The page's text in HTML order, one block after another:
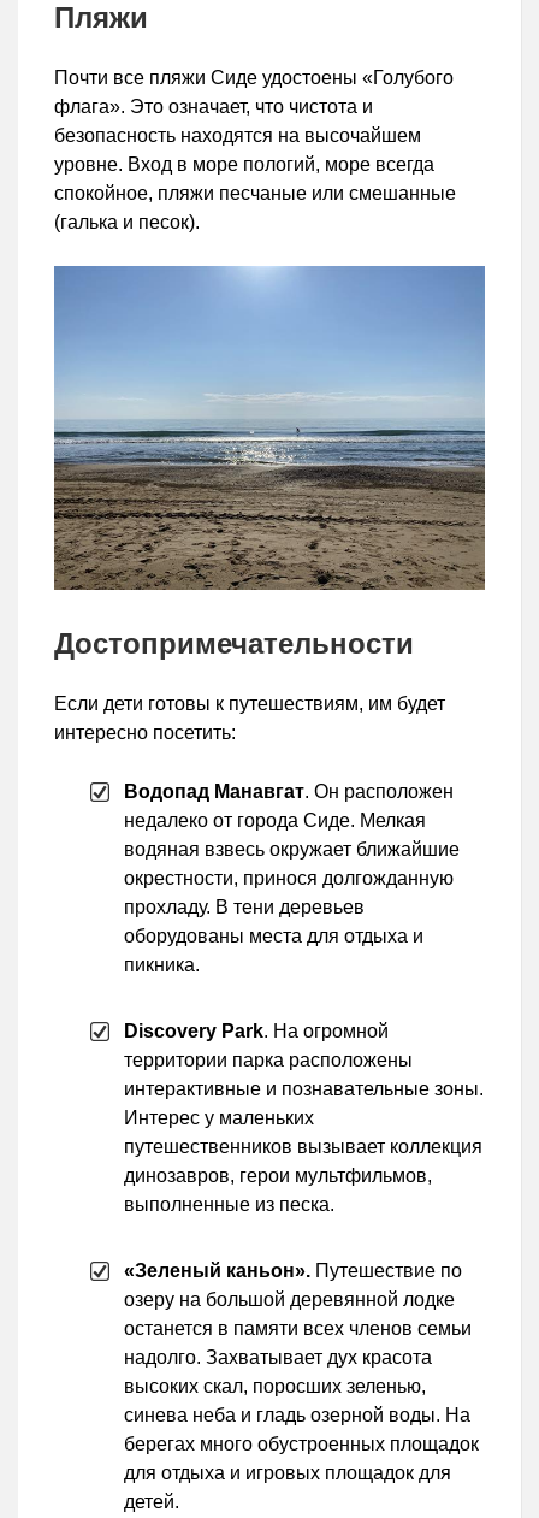
Пляжи
Почти все пляжи Сиде удостоены «Голубого
флага». Это означает, что чистота и
безопасность находятся на высочайшем
уровне. Вход в море пологий, море всегда
спокойное, пляжи песчаные или смешанные
(галька и песок).
Достопримечательности
Если дети готовы к путешествиям, им будет
интересно посетить:
Водопад Манавгат. Он расположен
недалеко от города Сиде. Мелкая
водяная взвесь окружает ближайшие
окрестности, принося долгожданную
прохладу. В тени деревьев
оборудованы места для отдыха и
пикника.
Discovery Park. На огромной
территории парка расположены
интерактивные и познавательные зоны.
Интерес у маленьких
путешественников вызывает коллекция
динозавров, герои мультфильмов,
выполненные из песка.
«Зеленый каньон». Путешествие по
озеру на большой деревянной лодке
останется в памяти всех членов семьи
надолго. Захватывает дух красота
высоких скал, поросших зеленью,
синева неба и гладь озерной воды. На
берегах много обустроенных площадок
для отдыха и игровых площадок для
детей.